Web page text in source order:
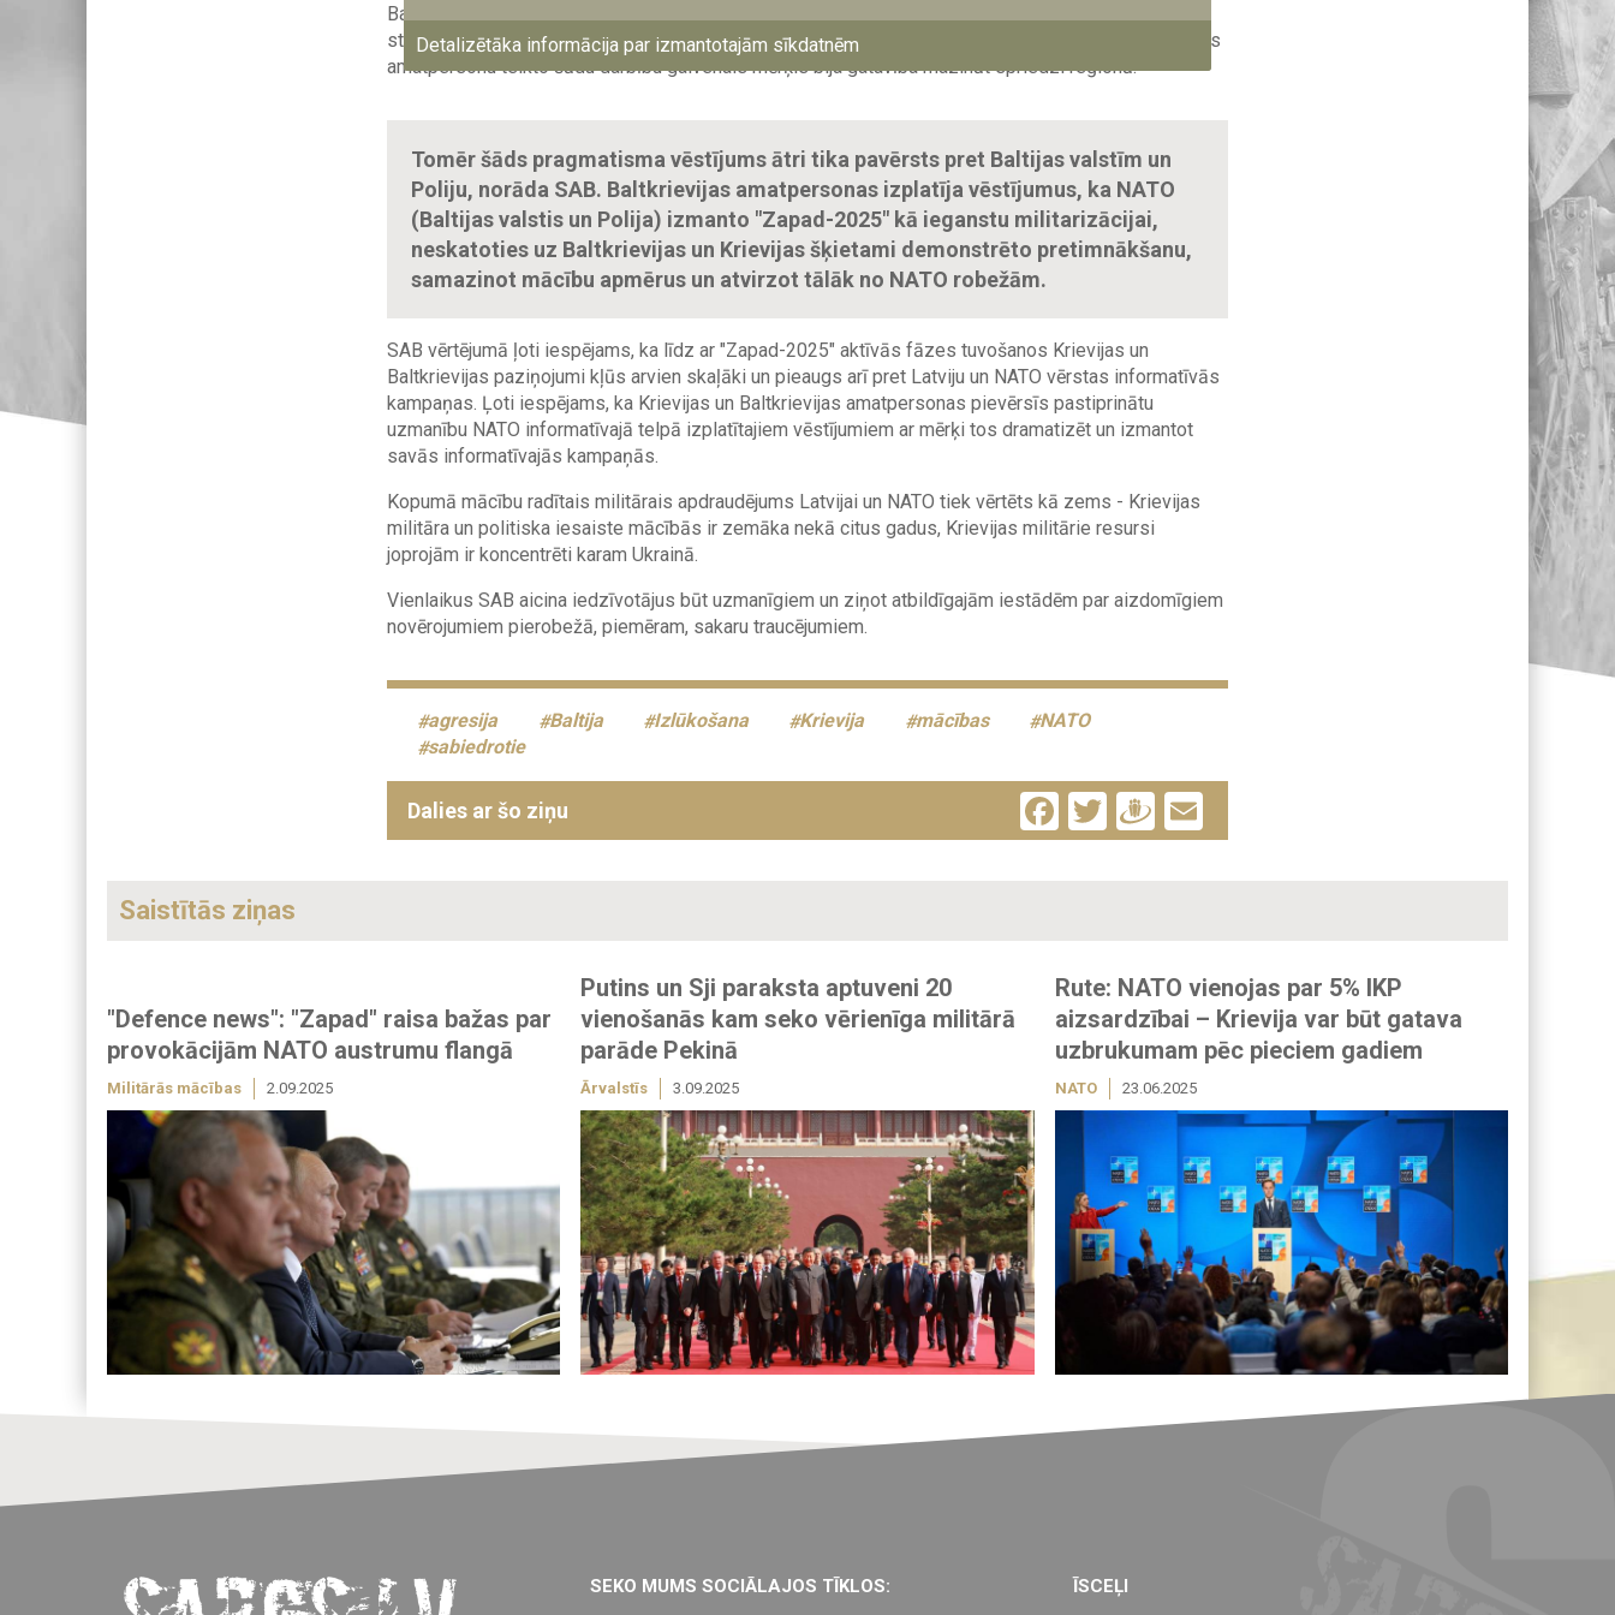
Baltkrievija arī izziņoja, ka, neraugoties uz samazināto mācību apmēru, tā joprojām aicina
starptautiskos novērotājus, tostarp no Baltijas valstīm, piedalīties mācībās. Saskaņā ar Baltkrievijas
amatpersonu teikto šādu darbību galvenais mērķis bija gatavība mazināt spriedzi reģionā.
Tomēr šāds pragmatisma vēstījums ātri tika pavērsts pret Baltijas valstīm un
Poliju, norāda SAB. Baltkrievijas amatpersonas izplatīja vēstījumus, ka NATO
(Baltijas valstis un Polija) izmanto "Zapad-2025" kā ieganstu militarizācijai,
neskatoties uz Baltkrievijas un Krievijas šķietami demonstrēto pretimnākšanu,
samazinot mācību apmērus un atvirzot tālāk no NATO robežām.
SAB vērtējumā ļoti iespējams, ka līdz ar "Zapad-2025" aktīvās fāzes tuvošanos Krievijas un
Baltkrievijas paziņojumi kļūs arvien skaļāki un pieaugs arī pret Latviju un NATO vērstas informatīvās
kampaņas. Ļoti iespējams, ka Krievijas un Baltkrievijas amatpersonas pievērsīs pastiprinātu
uzmanību NATO informatīvajā telpā izplatītajiem vēstījumiem ar mērķi tos dramatizēt un izmantot
savās informatīvajās kampaņās.
Kopumā mācību radītais militārais apdraudējums Latvijai un NATO tiek vērtēts kā zems - Krievijas
militāra un politiska iesaiste mācībās ir zemāka nekā citus gadus, Krievijas militārie resursi
joprojām ir koncentrēti karam Ukrainā.
Vienlaikus SAB aicina iedzīvotājus būt uzmanīgiem un ziņot atbildīgajām iestādēm par aizdomīgiem
novērojumiem pierobežā, piemēram, sakaru traucējumiem.
agresija Baltija Izlūkošana Krievija mācības
NATO
sabiedrotie
Dalies ar šo ziņu Facebook
TwitterDraugiem
Saistītās ziņas
"Defence news": "Zapad" raisa bažas par
provokācijām NATO austrumu flangā
Militārās mācības 2.09.2025
Putins un Sji paraksta aptuveni 20
vienošanās kam seko vērienīga militārā
parāde Pekinā
Ārvalstīs 3.09.2025
Rute: NATO vienojas par 5% IKP
aizsardzībai – Krievija var būt gatava
uzbrukumam pēc pieciem gadiem
NATO 23.06.2025
SEKO MUMS SOCIĀLAJOS TĪKLOS: ĪSCEĻI
Detalizētāka informācija par izmantotajām sīkdatnēm